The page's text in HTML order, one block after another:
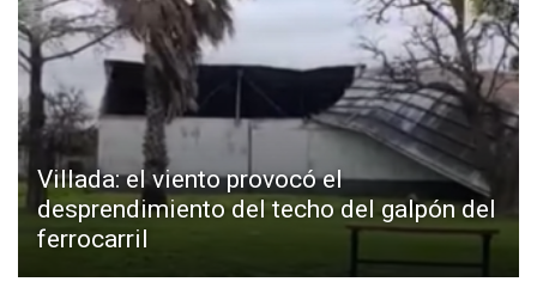
Villada: el viento provocó el
desprendimiento del techo del galpón del
ferrocarril